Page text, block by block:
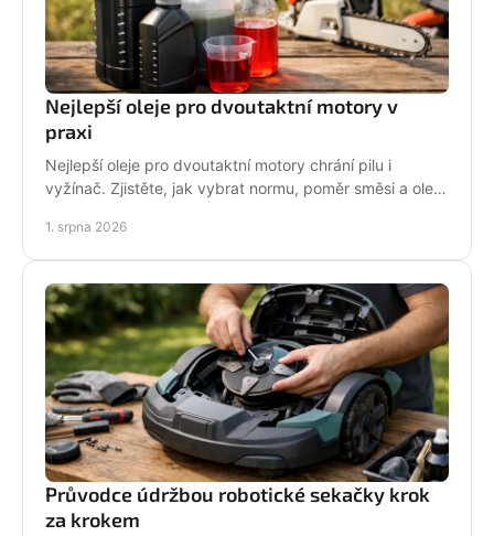
Nejlepší oleje pro dvoutaktní motory v
praxi
Nejlepší oleje pro dvoutaktní motory chrání pilu i
vyžínač. Zjistěte, jak vybrat normu, poměr směsi a olej
1. srpna 2026
Průvodce údržbou robotické sekačky krok
za krokem